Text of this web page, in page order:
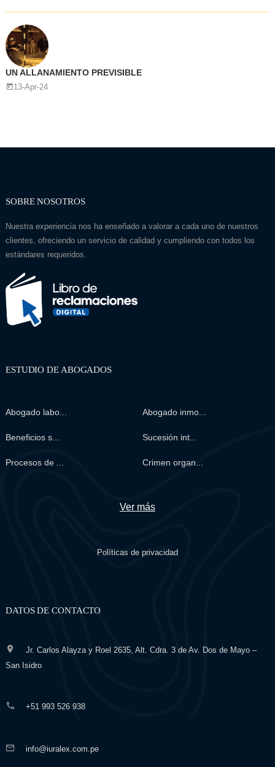
UN ALLANAMIENTO PREVISIBLE
13-Apr-24
SOBRE NOSOTROS
Nuestra experiencia nos ha enseñado a valorar a cada uno de nuestros
clientes, ofreciendo un servicio de calidad y cumpliendo con todos los
estándares requeridos.
ESTUDIO DE ABOGADOS
Abogado labo... Abogado inmo...
Beneficios s... Sucesión int...
Procesos de ... Crimen organ...
Ver más
Políticas de privacidad
DATOS DE CONTACTO
Jr. Carlos Alayza y Roel 2635, Alt. Cdra. 3 de Av. Dos de Mayo –
San Isidro
+51 993 526 938
info@iuralex.com.pe